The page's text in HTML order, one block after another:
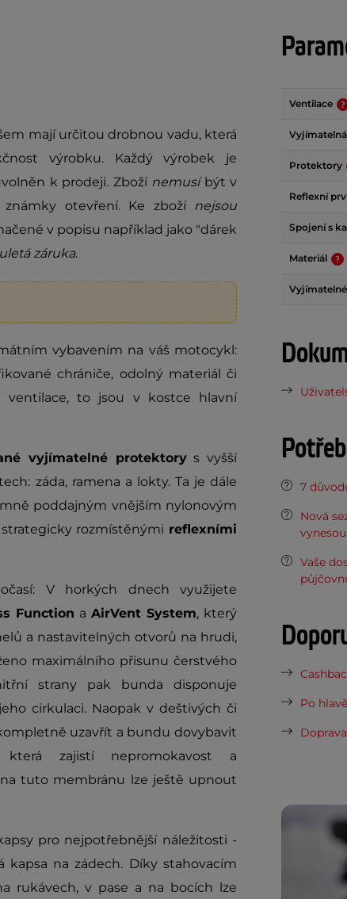
mají určitou drobnou vadu, která
výrobku. Každý výrobek je
k prodeji. Zboží nemusí být v
otevření. Ke zboží nejsou
v popisu například jako "dárek
záruka.
vybavením na váš motocykl:
chrániče, odolný materiál či
ventilace, to jsou v kostce hlavní
vyjímatelné protektorys vyšší
záda, ramena a lokty. Ta je dále
poddajným vnějším nylonovým
rozmístěnými reflexními
V horkých dnech využijete
Function aAirVent System, který
a nastavitelných otvorů na hrudi,
maximálního přísunu čerstvého
strany pak bunda disponuje
cirkulaci. Naopak v deštivých či
uzavřít a bundu dovybavit
zajistí nepromokavost a
tuto membránu lze ještě upnout
pro nejpotřebnější náležitosti -
na zádech. Díky stahovacím
rukávech, v pase a na bocích lze
Ventilace
Protektory
Reflexní
Spojení s
Materiál
7
Nová
Vaše
Po